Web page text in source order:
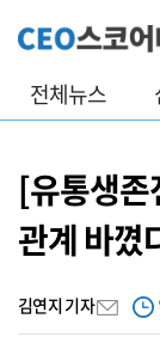
전체뉴스
[유통생
관계 바꼈
김연지 기자